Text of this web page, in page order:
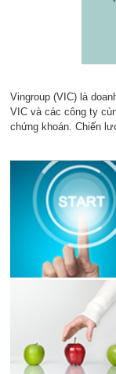
Vingroup (VIC) là
VIC và các công ty
chứng khoán. Chiến